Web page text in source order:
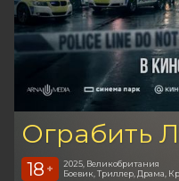
Ограбить
18 +
2025, Великобритания
Боевик, Триллер, Драма,